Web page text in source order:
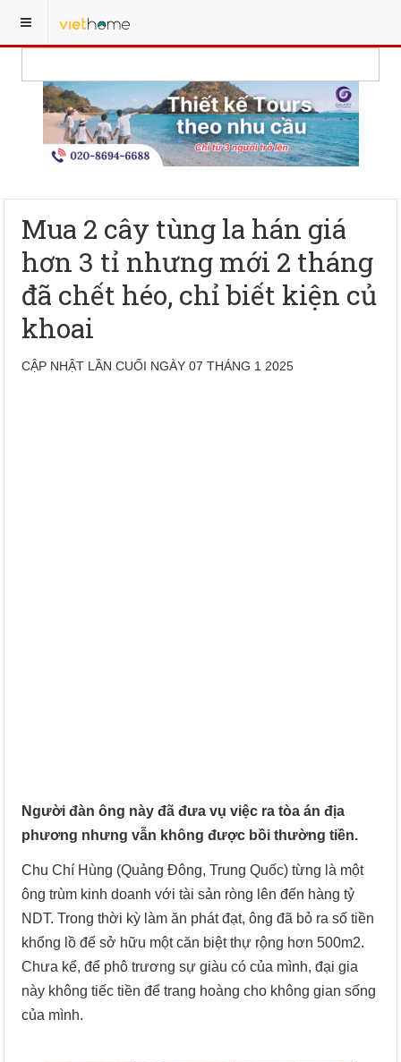
Mua 2 cây tùng la hán giá
hơn 3 tỉ nhưng mới 2 tháng
đã chết héo, chỉ biết kiện củ
khoai
CẬP NHẬT LẦN CUỐI NGÀY 07 THÁNG 1 2025
Người đàn ông này đã đưa vụ việc ra tòa án địa
phương nhưng vẫn không được bồi thường tiền.
Chu Chí Hùng (Quảng Đông, Trung Quốc) từng là một
ông trùm kinh doanh với tài sản ròng lên đến hàng tỷ
NDT. Trong thời kỳ làm ăn phát đạt, ông đã bỏ ra số tiền
khổng lồ để sở hữu một căn biệt thự rộng hơn 500m2.
Chưa kể, để phô trương sự giàu có của mình, đại gia
này không tiếc tiền để trang hoàng cho không gian sống
của mình.